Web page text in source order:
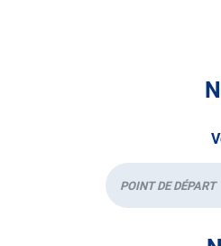
N’attendez plus
*Prestation à
Départ